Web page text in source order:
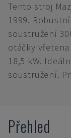
Tento stroj
1999.
soustružení
otáčky
18,5 kW.
soustružení.
Přehled